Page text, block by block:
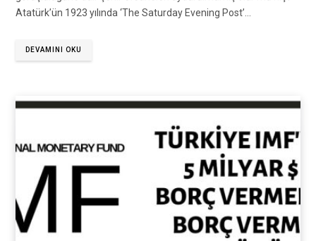
Atatürk’ün 1923 yılında ‘The Saturday Evening Post’…
DEVAMINI OKU